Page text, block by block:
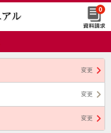
0
変更
変更
変更